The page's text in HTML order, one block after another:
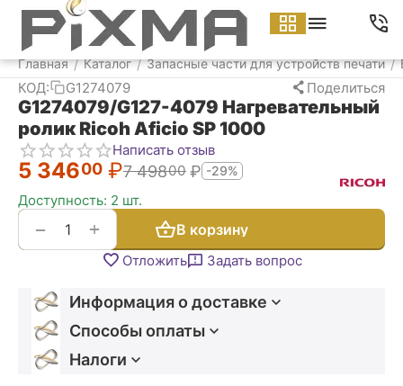
Главная / Каталог / Запасные части для устройств печати /
КОД: G1274079 Поделиться
G1274079/G127-4079 Нагревательный
ролик Ricoh Aficio SP 1000
Написать отзыв
5 34600 ₽7 49800 ₽ -29%
Доступность: 2 шт.
+
− В корзину
Отложить Задать вопрос
Информация о доставке
Способы оплаты
Налоги
Меню Найти Корзина Аккаунт